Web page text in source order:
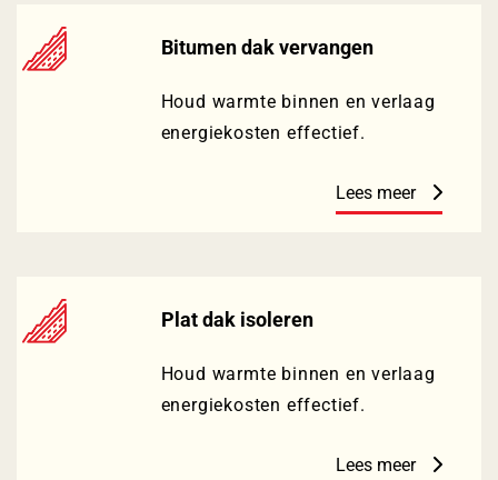
Bitumen dak vervangen
Houd warmte binnen en verlaag
energiekosten effectief.
Lees meer
Plat dak isoleren
Houd warmte binnen en verlaag
energiekosten effectief.
Lees meer